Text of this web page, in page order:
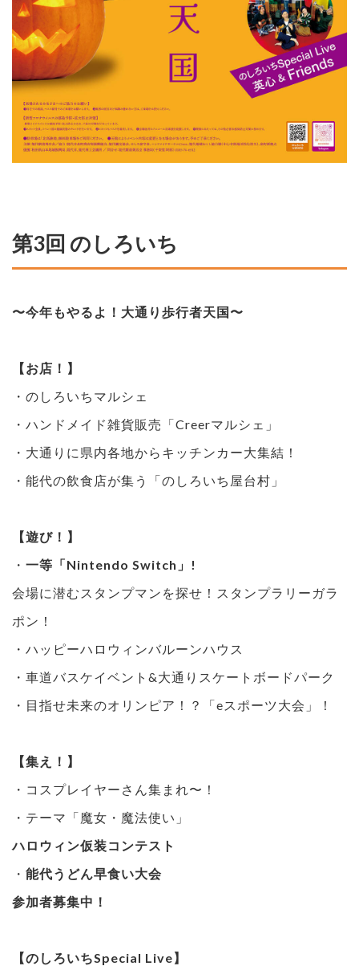
第3回 のしろいち
〜今年もやるよ！大通り歩行者天国〜
【お店！】
・のしろいちマルシェ
・ハンドメイド雑貨販売「Creerマルシェ」
・大通りに県内各地からキッチンカー大集結！
・能代の飲食店が集う「のしろいち屋台村」
【遊び！】
・ 一等「Nintendo Switch」!
会場に潜むスタンプマンを探せ！スタンプラリーガラ
ポン！
・ハッピーハロウィンバルーンハウス
・車道バスケイベント&大通りスケートボードパーク
・目指せ未来のオリンピア！？「eスポーツ大会」！
【集え！】
・コスプレイヤーさん集まれ〜！
・テーマ「魔女・魔法使い」
ハロウィン仮装コンテスト
・ 能代うどん早食い大会
参加者募集中！
【のしろいちSpecial Live】